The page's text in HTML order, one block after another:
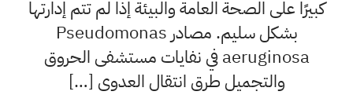
كبيرًا على الصحة العامة والبيئة إذا لم تتم إدارتها
بشكل سليم. مصادر Pseudomonas
aeruginosa في نفايات مستشفى الحروق
والتجميل طرق انتقال العدوى […]